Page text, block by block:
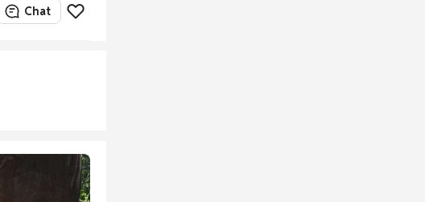
Chat